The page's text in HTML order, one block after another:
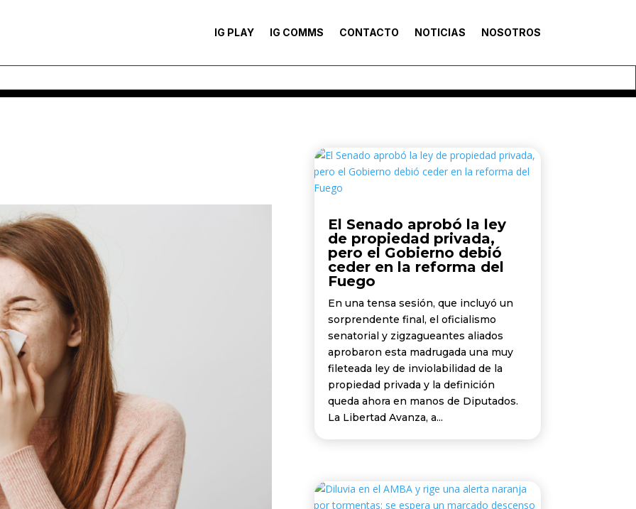
IG PLAY IG COMMS CONTACTO NOTICIAS NOSOTROS
El Senado aprobó la ley
de propiedad privada,
pero el Gobierno debió
ceder en la reforma del
Fuego
En una tensa sesión, que incluyó un
sorprendente final, el oficialismo
senatorial y zigzagueantes aliados
aprobaron esta madrugada una muy
fileteada ley de inviolabilidad de la
propiedad privada y la definición
queda ahora en manos de Diputados.
La Libertad Avanza, a...